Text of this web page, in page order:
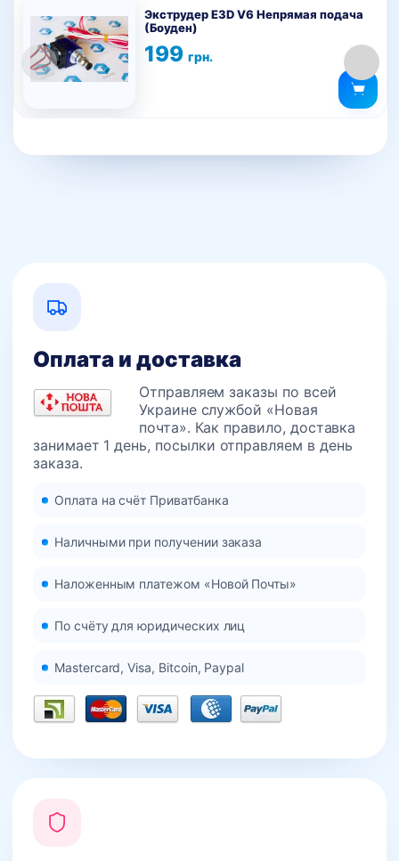
Экструдер E3D V6 Непрямая подача
(Боуден)
199 грн.
товар
имеет
несколько
вариаций.
Оплата и доставка
Отправляем заказы по всей
Украине службой «Новая
почта». Как правило, доставка
занимает 1 день, посылки отправляем в день
заказа.
Оплата на счёт Приватбанка
Наличными при получении заказа
Наложенным платежом «Новой Почты»
По счёту для юридических лиц
Mastercard, Visa, Bitcoin, Paypal